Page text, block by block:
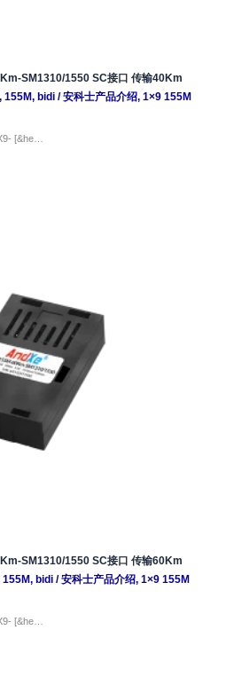
SM1310/1550 SC接口 传输40Km
155M, bidi/安科士产品介绍, 1×9 155M
[&he…
SM1310/1550 SC接口 传输60Km
155M, bidi/安科士产品介绍, 1×9 155M
[&he…